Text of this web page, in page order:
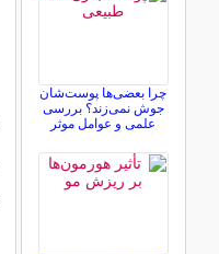
چرا بعضی‌ها پوست‌شان
جوش نمی‌زند؟ بررسی
علمی و عوامل موثر